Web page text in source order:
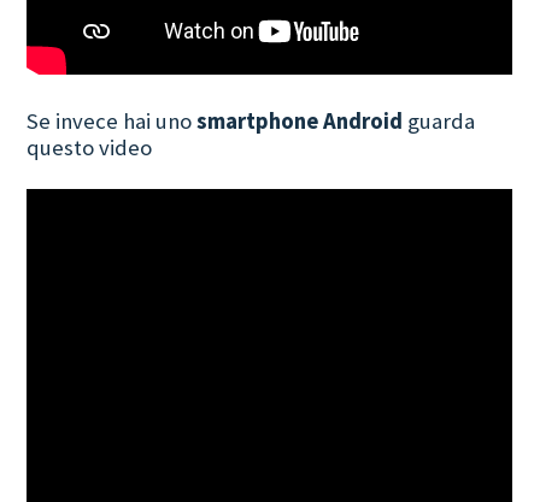
Se invece hai unosmartphone Android guarda
questo video